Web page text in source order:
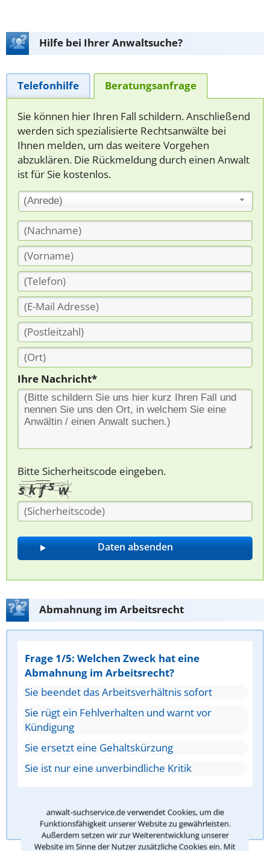
anwalt-suchservice.de verwendet Cookies, um die
Funktionsfähigkeit unserer Website zu gewährleisten.
Außerdem setzen wir zur Weiterentwicklung unserer
Website im Sinne der Nutzer zusätzliche Cookies ein. Mit
Hilfe bei Ihrer Anwaltsuche?
Telefonhilfe Beratungsanfrage
Sie können hier Ihren Fall schildern. Anschließend
werden sich spezialisierte Rechtsanwälte bei
Ihnen melden, um das weitere Vorgehen
abzuklären. Die Rückmeldung durch einen Anwalt
ist für Sie kostenlos.
(Anrede)
Ihre Nachricht*
Bitte Sicherheitscode eingeben.
Abmahnung im Arbeitsrecht
Frage 1/5: Welchen Zweck hat eine
Abmahnung im Arbeitsrecht?
Sie beendet das Arbeitsverhältnis sofort
Sie rügt ein Fehlverhalten und warnt vor
Kündigung
Sie ersetzt eine Gehaltskürzung
Sie ist nur eine unverbindliche Kritik
Antwort überprüfen